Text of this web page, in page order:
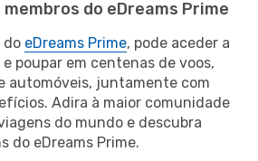
do eDreams Prime
do eDreams Prime, pode aceder a
poupar em centenas de voos,
automóveis, juntamente com
Adira à maior comunidade
do mundo e descubra
do eDreams Prime.